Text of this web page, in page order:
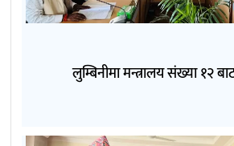
लुम्बिनीमा मन्त्रालय संख्या १२